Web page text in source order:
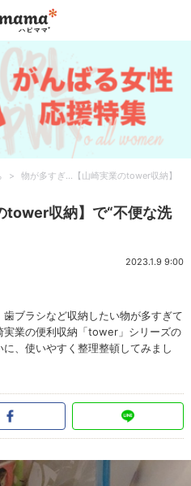
>
物が多すぎ…【山崎実業のtower収納】
tower収納】で“不便な洗
2023.1.9 9:00
ブラシなど収納したい物が多すぎて
実業の便利収納「tower」シリーズの
、使いやすく整理整頓してみまし